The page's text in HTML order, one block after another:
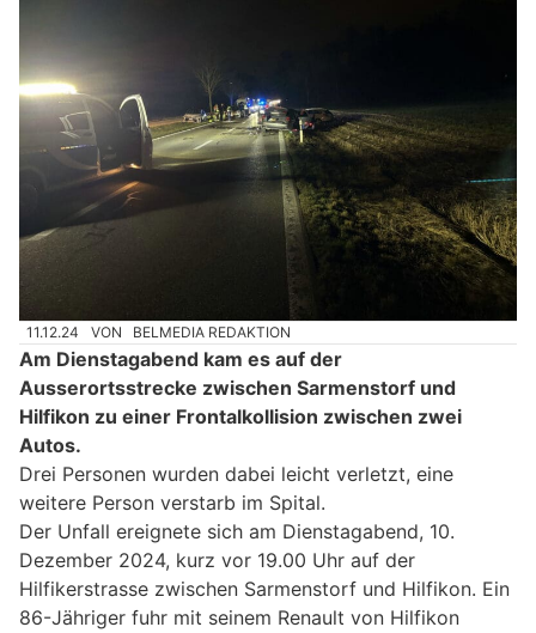
11.12.24 VON BELMEDIA REDAKTION
Am Dienstagabend kam es auf der
Ausserortsstrecke zwischen Sarmenstorf und
Hilfikon zu einer Frontalkollision zwischen zwei
Autos.
Drei Personen wurden dabei leicht verletzt, eine
weitere Person verstarb im Spital.
Der Unfall ereignete sich am Dienstagabend, 10.
Dezember 2024, kurz vor 19.00 Uhr auf der
Hilfikerstrasse zwischen Sarmenstorf und Hilfikon. Ein
86-Jähriger fuhr mit seinem Renault von Hilfikon